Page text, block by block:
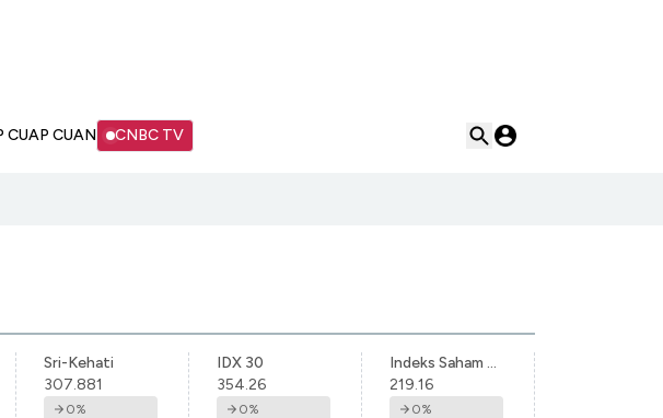
CUAP CUAN CNBC TV
Sri-Kehati
307.881
0%
IDX 30
354.26
0%
Indeks Saham Syariah Indonesia
219.16
0%